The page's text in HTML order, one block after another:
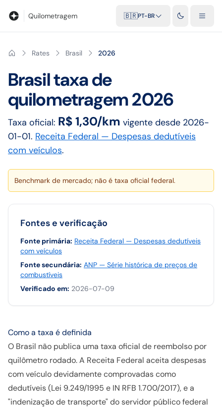
Quilometragem 🇧🇷PT-BR
Rates Brasil 2026
Brasiltaxa de
quilometragem2026
Taxa oficial: R$ 1,30/km vigente desde 2026-
01-01. Receita Federal — Despesas dedutíveis
com veículos.
Benchmark de mercado; não é taxa oficial federal.
Fontes e verificação
Fonte primária: Receita Federal — Despesas dedutíveis
com veículos
Fonte secundária: ANP — Série histórica de preços de
combustíveis
Verificado em: 2026-07-09
Como a taxa é definida
O Brasil não publica uma taxa oficial de reembolso por
quilômetro rodado. A Receita Federal aceita despesas
com veículo devidamente comprovadas como
dedutíveis (Lei 9.249/1995 e IN RFB 1.700/2017), e a
"indenização de transporte" do servidor público federal